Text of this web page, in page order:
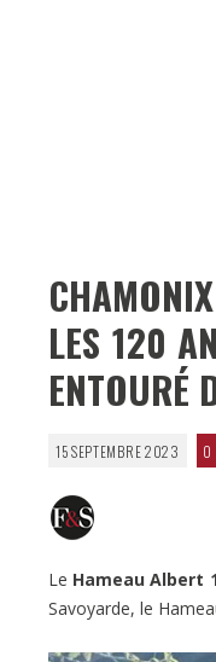
LES 120
ENTOURÉ
15 SEPTEMBRE 2023 0
Le Hameau Albert
Savoyarde, le